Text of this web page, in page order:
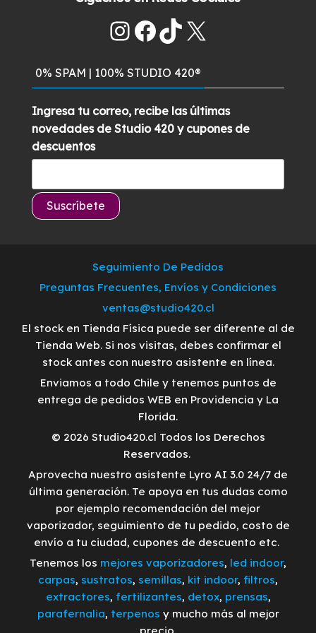
$329.900. $289.500.
Instagram
Facebook
TikTok
X
0% SPAM | 100% STUDIO 420®
Ingresa tu correo, recibe las últimas
novedades de Studio 420 y cupones de
descuentos
Seguimiento De Pedidos
Preguntas Frecuentes, Envíos y Condiciones
ventas@studio420.cl
El stock en Tienda Física puede ser diferente al de
Tienda Web. Si nos visitas, debes confirmar el
stock antes con nuestro asistente en línea.
Enviamos a todo Chile y tenemos puntos de
entrega de pedidos WEB en Providencia y La
Florida.
© 2026 Studio420.cl Todos los Derechos
Reservados.
Aprovecha nuestro asistente Lyro AI 3.0 24/7 de
última generación. Te apoya en tus dudas como
por ejemplo recomendación del mejor
vaporizador, seguimiento de tu pedido, costo de
envío a tu ciudad, cupones de descuento etc.
Tenemos los mejores vaporizadores, led indoor,
carpas, sustratos, semillas, kit indoor, filtros,
extractores, fertilizantes, detox, prensas,
parafernalia, terpenos y mucho más al mejor